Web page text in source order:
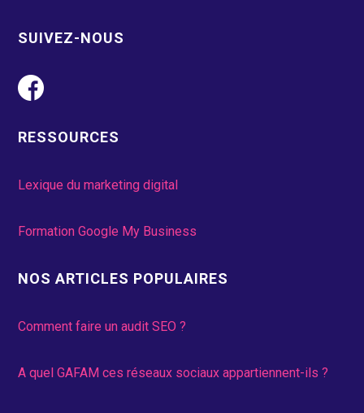
SUIVEZ-NOUS
RESSOURCES
Lexique du marketing digital
Formation Google My Business
NOS ARTICLES POPULAIRES
Comment faire un audit SEO ?
A quel GAFAM ces réseaux sociaux appartiennent-ils ?